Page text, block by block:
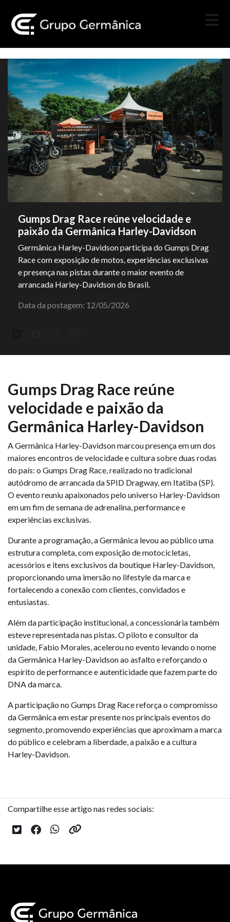
Gumps Drag Race reúne velocidade e
paixão da Germânica Harley-Davidson
Germânica Harley-Davidson participa do Gumps Drag
Race com exposição de motos, experiências exclusivas
e presença nas pistas durante o maior evento de
arrancada Harley-Davidson do Brasil.
Data da postagem: 12/05/2026
Gumps Drag Race reúne
velocidade e paixão da
Germânica Harley-Davidson
A Germânica Harley-Davidson marcou presença em um dos
maiores encontros de velocidade e cultura sobre duas rodas
do país: o Gumps Drag Race, realizado no tradicional
autódromo de arrancada da SPID Dragway, em Itatiba (SP).
O evento reuniu apaixonados pelo universo Harley-Davidson
em um fim de semana de adrenalina, performance e
experiências exclusivas.
Durante a programação, a Germânica levou ao público uma
estrutura completa, com exposição de motocicletas,
acessórios e itens exclusivos da boutique Harley-Davidson,
proporcionando uma imersão no lifestyle da marca e
fortalecendo a conexão com clientes, convidados e
entusiastas.
Além da participação institucional, a concessionária também
esteve representada nas pistas. O piloto e consultor da
unidade, Fabio Morales, acelerou no evento levando o nome
da Germânica Harley-Davidson ao asfalto e reforçando o
espírito de performance e autenticidade que fazem parte do
DNA da marca.
A participação no Gumps Drag Race reforça o compromisso
da Germânica em estar presente nos principais eventos do
segmento, promovendo experiências que aproximam a marca
do público e celebram a liberdade, a paixão e a cultura
Harley-Davidson.
Compartilhe esse artigo nas redes sociais: